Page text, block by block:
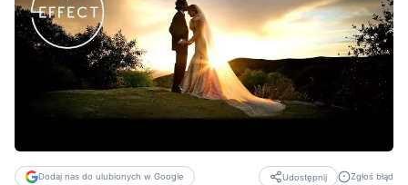
Dodaj nas do ulubionych w Google Udostępnij Zgłoś błąd